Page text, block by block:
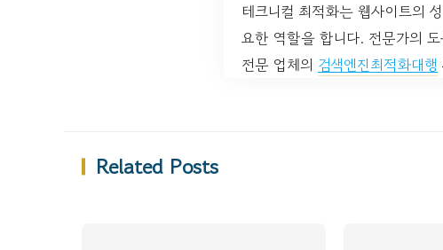
테크니컬 최적화는 웹사이트의
요한 역할을 합니다. 전문가의
전문 업체의 검색엔진최적화대행
Related Posts